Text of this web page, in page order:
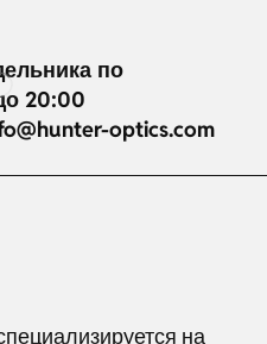
по
20:00
optics.com
на